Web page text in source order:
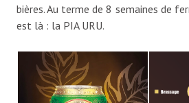
bières. Au terme de 8 semaines de
est là : la PIA URU.